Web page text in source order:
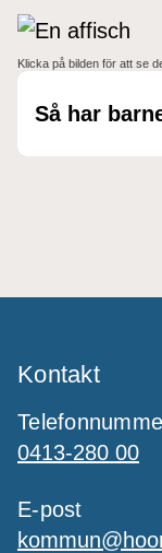
Klicka på bilden för att se
Så har
Kontakt
0413-280 00
E-post